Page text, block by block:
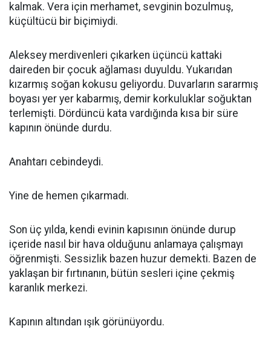
kalmak. Vera için merhamet, sevginin bozulmuş,
küçültücü bir biçimiydi.
Aleksey merdivenleri çıkarken üçüncü kattaki
daireden bir çocuk ağlaması duyuldu. Yukarıdan
kızarmış soğan kokusu geliyordu. Duvarların sararmış
boyası yer yer kabarmış, demir korkuluklar soğuktan
terlemişti. Dördüncü kata vardığında kısa bir süre
kapının önünde durdu.
Anahtarı cebindeydi.
Yine de hemen çıkarmadı.
Son üç yılda, kendi evinin kapısının önünde durup
içeride nasıl bir hava olduğunu anlamaya çalışmayı
öğrenmişti. Sessizlik bazen huzur demekti. Bazen de
yaklaşan bir fırtınanın, bütün sesleri içine çekmiş
karanlık merkezi.
Kapının altından ışık görünüyordu.